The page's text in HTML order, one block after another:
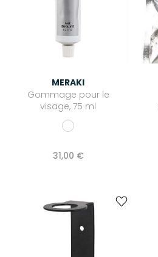
MERAKI
Gommage pour le
visage, 75 ml
31,00 €